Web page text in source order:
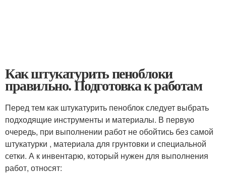
Как штукатурить пеноблоки
правильно. Подготовка к работам
Перед тем как штукатурить пеноблок следует выбрать
подходящие инструменты и материалы. В первую
очередь, при выполнении работ не обойтись без самой
штукатурки , материала для грунтовки и специальной
сетки. А к инвентарю, который нужен для выполнения
работ, относят: